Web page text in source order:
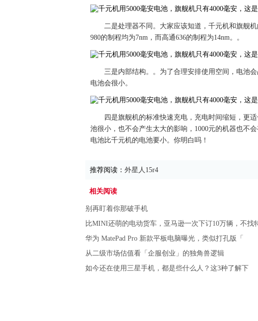
二是处理器不同。大家应该知道，千元机和旗舰
980的制程均为7nm，而高通636的制程为14nm。。
三是内部结构。。为了合理安排使用空间，电池
电池会很小。
四是旗舰机的标准快速充电，充电时间缩短，更
池很小，也不会产生太大的影响，1000元的机器也不
电池比千元机的电池要小。你明白吗！
推荐阅读： 外星人15r4
相关阅读
别再盯着你那破手机
比MINI还萌的电动货车，亚马逊一次下订10万辆，不找
华为 MatePad Pro 新款平板电脑曝光，类似打孔版「
从二级市场估值看「企服创业」的独角兽逻辑
如今还在使用三星手机，都是些什么人？这3种了解下